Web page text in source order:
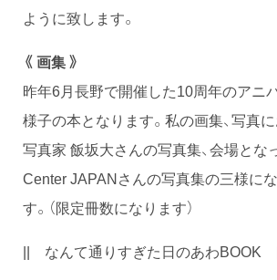
ように致します。
《 画集 》
昨年6月長野で開催した10周年のアニ
様子の本となります。私の画集、写真
写真家 飯坂大さんの写真集、会場とな
Center JAPANさんの写真集の三様に
す。（限定冊数になります）
|| なんて通りすぎた日のあわBOOK